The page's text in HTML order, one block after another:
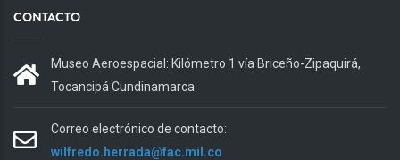
CONTACTO
Museo Aeroespacial: Kilómetro 1 vía Briceño-Zipaquirá,
Tocancipá Cundinamarca.
Correo electrónico de contacto:
wilfredo.herrada@fac.mil.co